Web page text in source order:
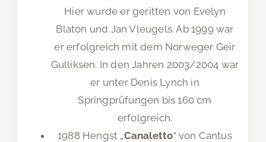
Hier wurde er geritten von Evelyn
Blaton und Jan Vleugels. Ab 1999 war
er erfolgreich mit dem Norweger Geir
Gulliksen. In den Jahren 2003/2004 war
er unter Denis Lynch in
Springprüfungen bis 160 cm
erfolgreich.
1988 Hengst „Canaletto“ von Cantus